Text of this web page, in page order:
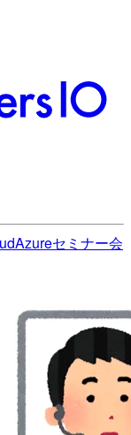
Azureセミナー会